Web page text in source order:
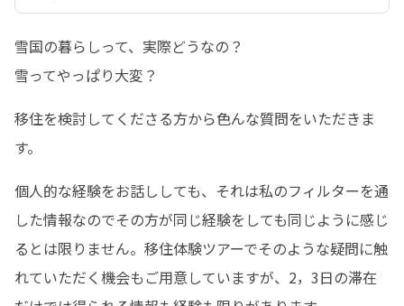
雪国の暮らしって、実際どうなの？
雪ってやっぱり大変？
移住を検討してくださる方から色んな質問をいただきま
す。
個人的な経験をお話ししても、それは私のフィルターを通
した情報なのでその方が同じ経験をしても同じように感じ
るとは限りません。移住体験ツアーでそのような疑問に触
れていただく機会もご用意していますが、2，3日の滞在